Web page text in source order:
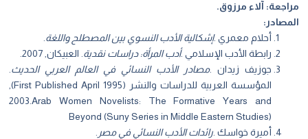
مراجعة: آلاء مرزوق.
المصادر:
أحلام معمري .إشكالية الأدب النسوي بين المصطلح واللغة
رابطة الأدب الإسلامي .أدب المرأة: دراسات نقدية . العبيكان, 2007.
جوزيف زيدان .مصادر الأدب النسائي في العالم العربي الحديث
المؤسسة العربية للدراسات والنشر (First Published April 1995),
2003.Arab Women Novelists: The Formative Years and
Beyond (Suny Series in Middle Eastern Studies)
أميرة خواسك .رائدات الأدب النسائي في مصر